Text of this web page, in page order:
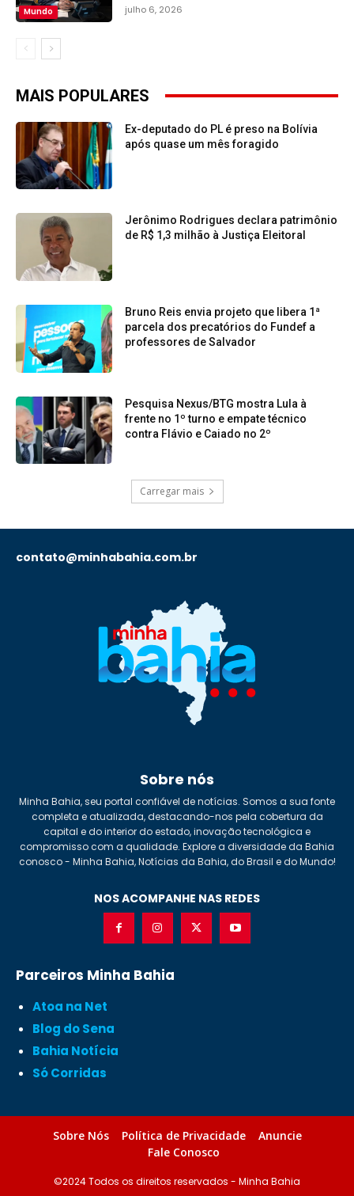
Mundo julho 6, 2026
MAIS POPULARES
Ex-deputado do PL é preso na Bolívia
após quase um mês foragido
Jerônimo Rodrigues declara patrimônio
de R$ 1,3 milhão à Justiça Eleitoral
Bruno Reis envia projeto que libera 1ª
parcela dos precatórios do Fundef a
professores de Salvador
Pesquisa Nexus/BTG mostra Lula à
frente no 1º turno e empate técnico
contra Flávio e Caiado no 2º
Carregar mais
contato@minhabahia.com.br
Sobre nós
Minha Bahia, seu portal confiável de notícias. Somos a sua fonte
completa e atualizada, destacando-nos pela cobertura da
capital e do interior do estado, inovação tecnológica e
compromisso com a qualidade. Explore a diversidade da Bahia
conosco - Minha Bahia, Notícias da Bahia, do Brasil e do Mundo!
NOS ACOMPANHE NAS REDES
Parceiros Minha Bahia
Atoa na Net
Blog do Sena
Bahia Notícia
Só Corridas
Sobre Nós Política de Privacidade
Anuncie
Fale Conosco
©2024 Todos os direitos reservados - Minha Bahia